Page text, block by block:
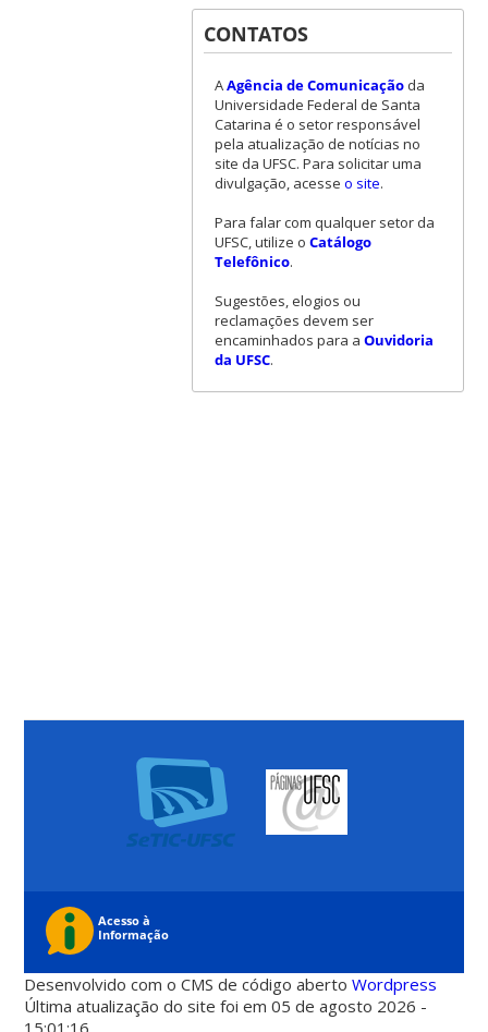
CONTATOS
AAgência de Comunicaçãoda
Universidade Federal de Santa
Catarina é o setor responsável
pela atualização de notícias no
site da UFSC. Para solicitar uma
divulgação, acesse o site.
Para falar com qualquer setor da
UFSC, utilize o Catálogo
Telefônico.
Sugestões, elogios ou
reclamações devem ser
encaminhados para a Ouvidoria
da UFSC.
Desenvolvido com o CMS de código abertoWordpress
Última atualização do site foi em 05 de agosto 2026 -
15:01:16